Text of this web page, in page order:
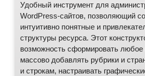
Удобный инструмент для
WordPress-сайтов, позволяющий
интуитивно понятные и
структуры ресурса. Этот
возможность сформировать любое
массово добавлять рубрики и
и строкам, настраивать